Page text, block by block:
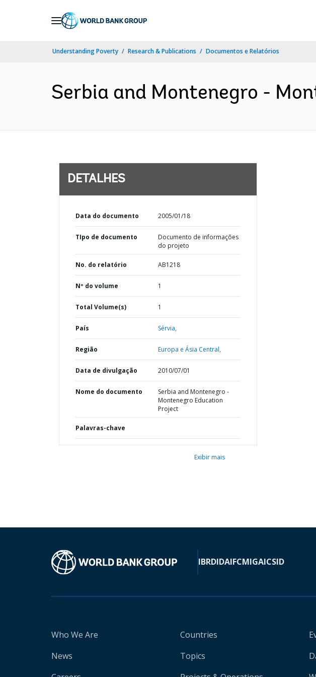
Understanding Poverty Research & Publications Documentos e Relatórios
Serbia and Montenegro -
DETALHES
Data do documento 2005/01/18
TIpo de documento
Documento de informações
do projeto
No. do relatório AB1218
Nº do volume 1
Total Volume(s) 1
País Sérvia,
Região Europa e Ásia Central,
Data de divulgação 2010/07/01
Nome do documento
Serbia and Montenegro -
Montenegro Education
Project
Palavras-chave
Exibir mais
IBRDIDAIFCMIGAICSID
Who We Are
News
Countries
Topics